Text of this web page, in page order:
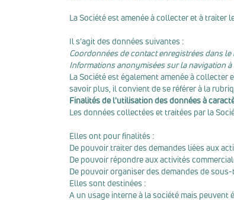
La Société est amenée à collecter et à
Il s'agit des données suivantes :
Coordonnées de contact enregistrées dans
Informations anonymisées sur la navigation
La Société est également amenée à
savoir plus, il convient de se référer à la
Finalités de l'utilisation des données à
Les données collectées et traitées par la
Elles ont pour finalités :
De pouvoir traiter des demandes liées aux
De pouvoir répondre aux activités
De pouvoir organiser des demandes de
Elles sont destinées :
A un usage interne à la société mais